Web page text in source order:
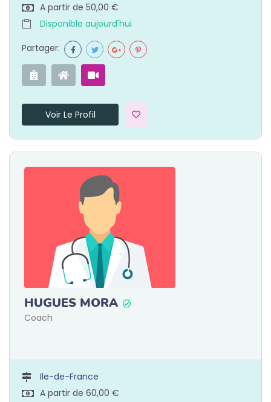
A partir de 50,00 €
Disponible aujourd'hui
Partager:
Voir Le Profil
HUGUES MORA
Coach
Ile-de-France
A partir de 60,00 €